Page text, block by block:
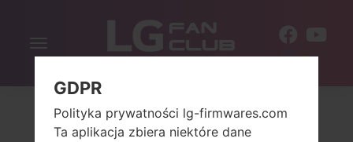
Włącz
PL
GDPR
Polityka prywatności lg-firmwares.com
Ta aplikacja zbiera niektóre dane